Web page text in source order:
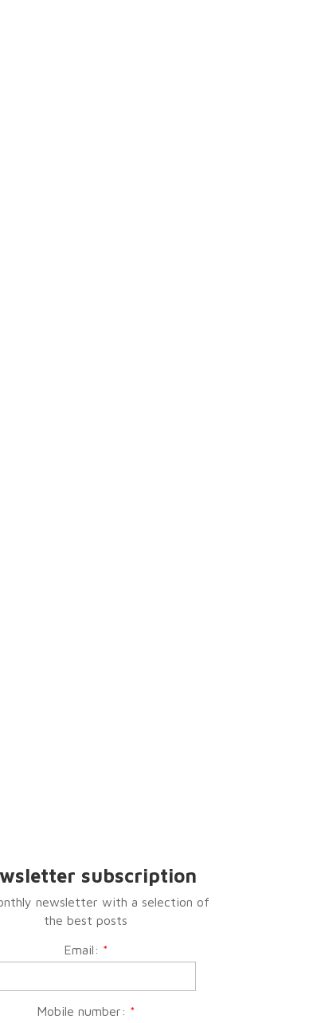
subscription
newsletter with a selection of
the best posts
Email: *
Mobile number: *